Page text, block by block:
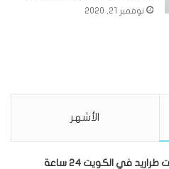
نوفمبر 21, 2020
الأشهر
في الكويت 24 ساعة